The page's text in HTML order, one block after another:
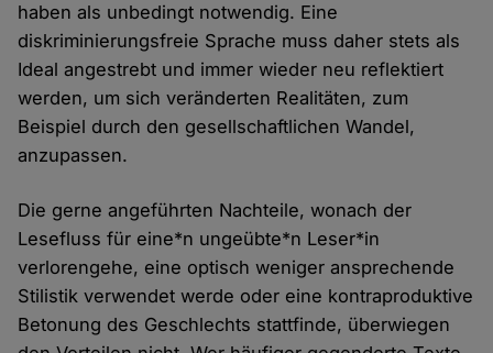
haben als unbedingt notwendig. Eine
diskriminierungsfreie Sprache muss daher stets als
Ideal angestrebt und immer wieder neu reflektiert
werden, um sich veränderten Realitäten, zum
Beispiel durch den gesellschaftlichen Wandel,
anzupassen.
Die gerne angeführten Nachteile, wonach der
Lesefluss für eine*n ungeübte*n Leser*in
verlorengehe, eine optisch weniger ansprechende
Stilistik verwendet werde oder eine kontraproduktive
Betonung des Geschlechts stattfinde, überwiegen